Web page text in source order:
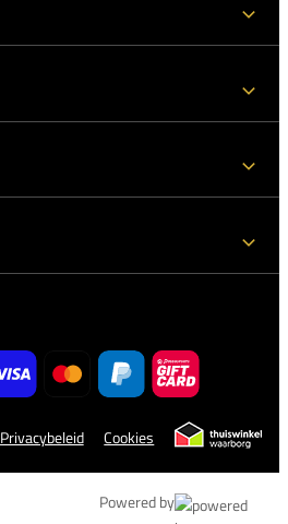
Privacybeleid Cookies
Powered by